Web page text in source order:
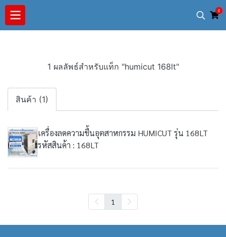
0
1 ผลลัพธ์สำหรับแท็ก "humicut 168lt"
สินค้า (1)
เครื่องลดความชื้นอุตสาหกรรม HUMICUT รุ่น 168LT
รหัสสินค้า : 168LT
1